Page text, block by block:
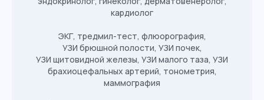
кардиолог
ЭКГ, тредмил-тест, флюорография,
УЗИ брюшной полости, УЗИ почек,
УЗИ щитовидной железы, УЗИ малого таза, УЗИ
брахиоцефальных артерий, тонометрия,
маммография
8:00 - 20:00
8:00 - 20:00
8:00 - 20:00